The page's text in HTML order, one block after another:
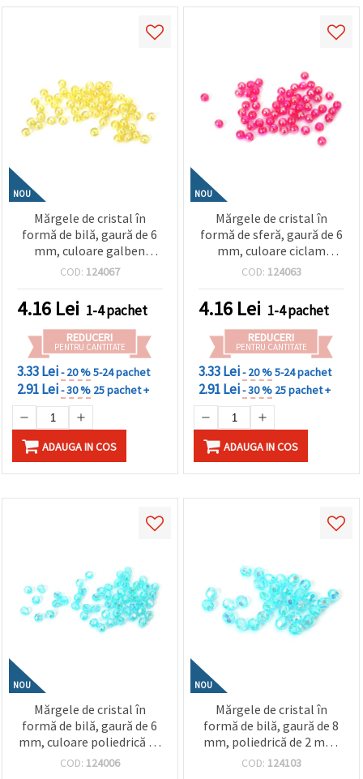
NOU
Mărgele de cristal în
formă de bilă, gaură de 6
mm, culoare galben
curcubeu, 1 mm - 20
COD: 124067
4.16 Lei 1-4 pachet
REDUCERI
PENTRU CANTITATE
3.33 Lei- 20 %5-24 pachet
2.91 Lei- 30 % 25 pachet +
ADAUGA IN COS
NOU
Mărgele de cristal în
formă de sferă, gaură de 6
mm, culoare ciclam
curcubeu - 20 grame ~190
COD: 124063
4.16 Lei 1-4 pachet
REDUCERI
PENTRU CANTITATE
3.33 Lei- 20 %5-24 pachet
2.91 Lei- 30 % 25 pachet +
ADAUGA IN COS
NOU
Mărgele de cristal în
formă de bilă, gaură de 6
mm, culoare poliedrică de
1 mm, albastru deschis,
COD: 124006
NOU
Mărgele de cristal în
formă de bilă, gaură de 8
mm, poliedrică de 2 mm,
culoare albastru deschis
COD: 124103